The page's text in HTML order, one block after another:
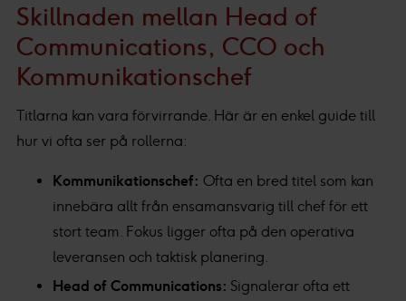
Skillnaden mellan Head of
Communications, CCO och
Kommunikationschef
Titlarna kan vara förvirrande. Här är en enkel guide till
hur vi ofta ser på rollerna:
Kommunikationschef: Ofta en bred titel som kan
innebära allt från ensamansvarig till chef för ett
stort team. Fokus ligger ofta på den operativa
leveransen och taktisk planering.
Head of Communications: Signalerar ofta ett